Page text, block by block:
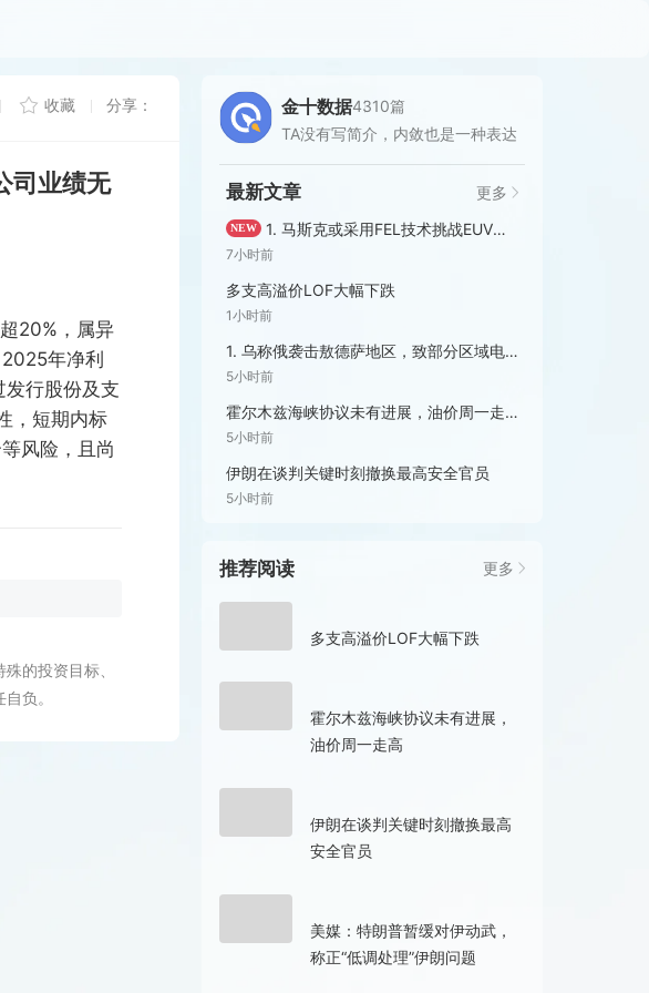
收藏 分享：
司业绩无
20%，属异
年净利
行股份及支
，短期内标
风险，且尚
的投资目标、
负。
金十数据4310篇
TA没有写简介，内敛也是一种表达
最新文章 更多
NEW 1. 马斯克或采用FEL技术挑战EUV光刻机。2. SK海力士：将在韩国投资384亿美元建设晶圆厂以
7小时前
多支高溢价LOF大幅下跌
1小时前
1. 乌称俄袭击敖德萨地区，致部分区域电力中断。2. 俄称边境州遭乌大规模无人机袭击，已致13人受伤
5小时前
霍尔木兹海峡协议未有进展，油价周一走高
5小时前
伊朗在谈判关键时刻撤换最高安全官员
5小时前
推荐阅读 更多
多支高溢价LOF大幅下跌
霍尔木兹海峡协议未有进展，
油价周一走高
伊朗在谈判关键时刻撤换最高
安全官员
美媒：特朗普暂缓对伊动武，
称正“低调处理”伊朗问题